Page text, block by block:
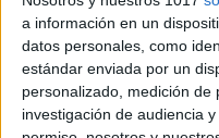
a información en un
datos personales, como
estándar enviada por un
personalizado, medición de
investigación de audiencia